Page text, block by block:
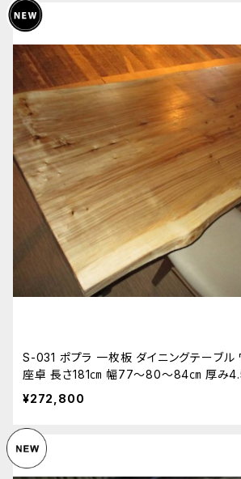
S-031 ポプラ 一枚板 ダイニングテーブル
座卓 長さ181㎝ 幅77～80～84㎝ 厚み
ム 天板 無垢 天然木
¥272,800